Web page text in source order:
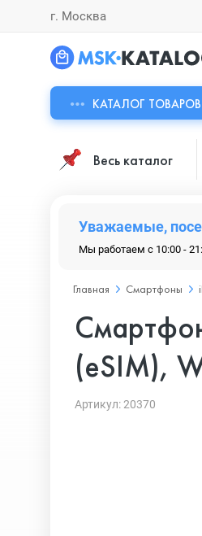
г. Москва
КАТАЛОГ ТОВАРОВ
Весь каталог
Уважаемые,
Мы работаем с 10:00 -
Главная Смартфоны
(eSIM),
Артикул: 20370